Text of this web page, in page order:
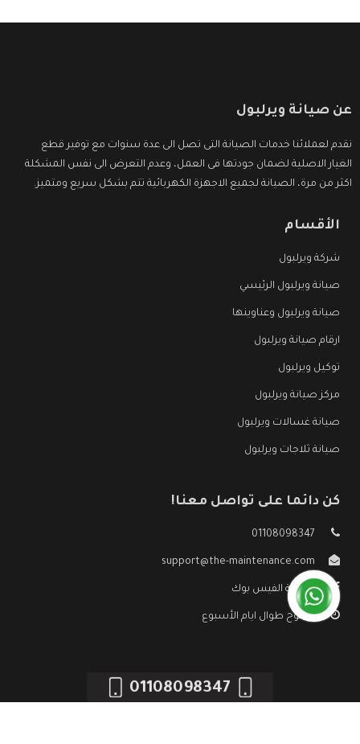
عن صيانة ويرلبول
نقدم لعملائنا خدمات الصيانة التى تصل الى عدة سنوات مع توفير قطع
الغيار الاصلية لضمان جودتها فى العمل، وعدم التعرض الى نفس المشكلة
اكثر من مرة، الصيانة لجميع الاجهزة الكهربائية تتم بشكل سريع ومتميز.
الأقسام
شركة ويرلبول
صيانة ويرلبول الرئيسي
صيانة ويرلبول وعناوينها
ارقام صيانة ويرلبول
توكيل ويرلبول
مركز صيانة ويرلبول
صيانة غسالات ويرلبول
صيانة ثلاجات ويرلبول
كن دائما على تواصل معنا!
01108098347
support@the-maintenance.com
صفحة الفيس بوك
مفتوح طوال ايام الأسبوع
01108098347